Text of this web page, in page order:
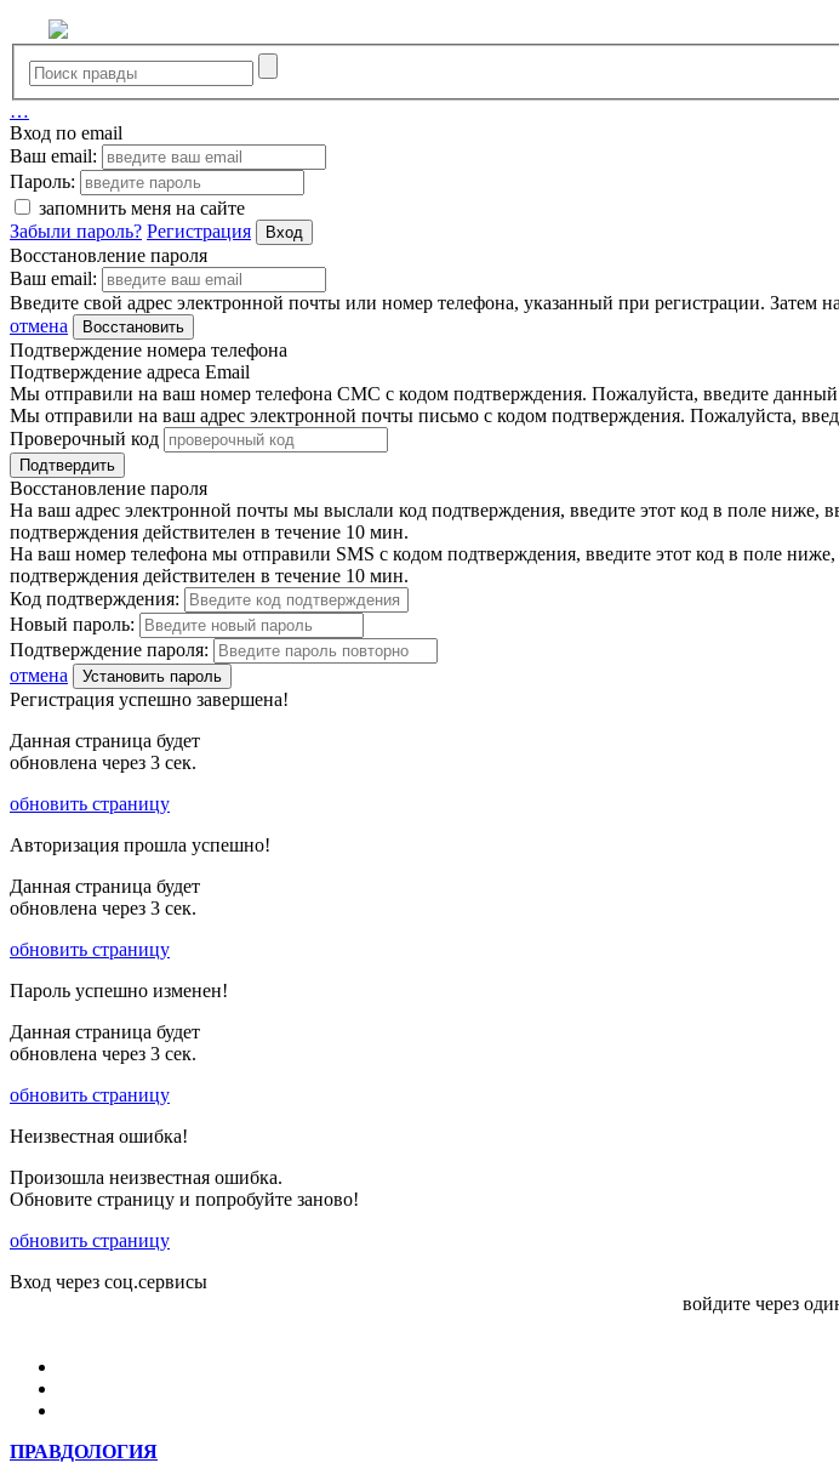
…
Вход по email
Ваш email:
Пароль:
запомнить меня на сайте
Забыли пароль? Регистрация Вход
Восстановление пароля
Ваш email:
Введите свой адрес электронной почты или номер телефона, указанный при регистрации. Затем
отмена
Восстановить
Подтверждение номера телефона
Подтверждение адреса Email
Мы отправили на ваш номер телефона СМС с кодом подтверждения. Пожалуйста, введите
Мы отправили на ваш адрес электронной почты письмо с кодом подтверждения. Пожалуйста,
Проверочный код
Подтвердить
Восстановление пароля
На ваш адрес электронной почты мы выслали код подтверждения, введите этот код в поле
подтверждения действителен в течение 10 мин.
На ваш номер телефона мы отправили SMS с кодом подтверждения, введите этот код в поле
подтверждения действителен в течение 10 мин.
Код подтверждения:
Новый пароль:
Подтверждение пароля:
отмена
Установить пароль
Регистрация успешно завершена!
Данная страница будет
обновлена через 3 сек.
обновить страницу
Авторизация прошла успешно!
Данная страница будет
обновлена через 3 сек.
обновить страницу
Пароль успешно изменен!
Данная страница будет
обновлена через 3 сек.
обновить страницу
Неизвестная ошибка!
Произошла неизвестная ошибка.
Обновите страницу и попробуйте заново!
обновить страницу
Вход через соц.сервисы
войдите через
ПРАВДОЛОГИЯ